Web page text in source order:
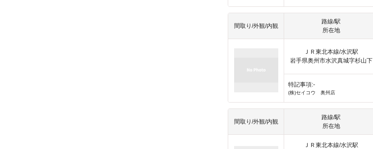
間取り/外観/内観
路線/駅
所在地
ＪＲ東北本線/水沢駅
岩手県奥州市水沢真城字杉山下
特記事項:-
(株)セイコウ 奥州店
間取り/外観/内観
路線/駅
所在地
ＪＲ東北本線/水沢駅